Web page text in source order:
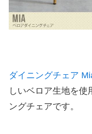
ダイニングチェア
しいベロア生地を使
ングチェアです。